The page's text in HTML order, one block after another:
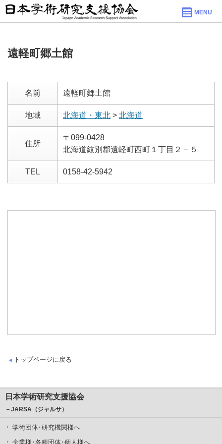
MENU
遠軽町郷土館
名前 遠軽町郷土館
地域 北海道・東北 > 北海道
住所
〒099-0428
北海道紋別郡遠軽町西町１丁目２－５
TEL 0158-42-5942
トップページに戻る
日本学術研究支援協会
－JARSA（ジャルサ）
学術団体･研究機関様へ
企業様･各種団体･個人様へ